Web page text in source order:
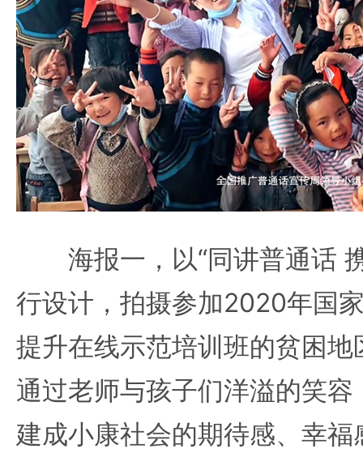
海报一，以“同讲普通话
行设计，拍摄参加2020年国
提升在线示范培训班的贫困
通过老师与孩子们洋溢的笑
建成小康社会的期待感、幸福